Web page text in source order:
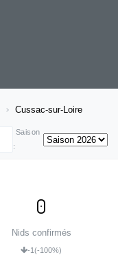
Cussac-sur-Loire
Saison
:
0
Nids confirmés
-1(-100%)